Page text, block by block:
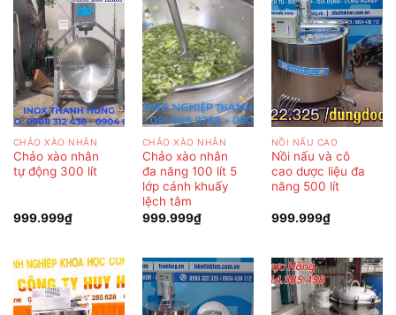
CHẢO XÀO NHÂN
Chảo xào nhân
tự động 300 lít
999.999₫
CHẢO XÀO NHÂN
Chảo xào nhân
đa năng 100 lít 5
lớp cánh khuấy
lệch tâm
999.999₫
NỒI NẤU CAO
Nồi nấu và cô
cao dược liệu đa
năng 500 lít
999.999₫